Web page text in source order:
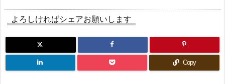
よろしければシェアお願いします
Copy